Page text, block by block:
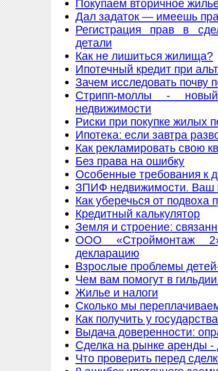
Покупаем вторичное
Дал задаток — имеешь
Регистрация прав в
детали
Как не лишиться жилища?
Ипотечный кредит при
Зачем исследовать почву
Стрипп-моллы -
недвижимости
Риски при покупке жилых
Ипотека: если завтра
Как рекламировать свою
Без права на ошибку
Особенные требования к
ЗПИФ недвижимости. Ваш
Как уберечься от подвоха
Кредитный калькулятор
Земля и строение:
ООО «Строймонтаж
декларацию
Взрослые проблемы
Чем вам помогут в
Жилье и налоги
Сколько мы
Как получить у
Выдача доверенности:
Сделка на рынке аренды -
Что проверить перед